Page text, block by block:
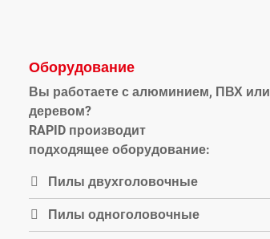
Оборудование
Вы работаете с алюминием, ПВХ или
деревом?
RAPID производит
подходящее оборудование:
Пилы двухголовочные
Пилы одноголовочные